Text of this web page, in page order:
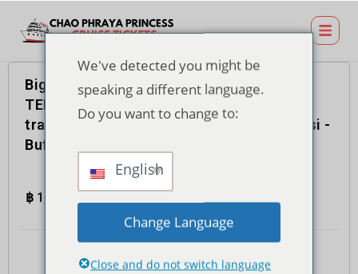
Biglietto per crociera con cena al
TERMINAL 21 Rama 3 Pier con
trasferimenti di andata e ritorno condivisi -
Buffet internazionale
฿ 1,400.00
We've detected you might be
speaking a different language.
Do you want to change to:
English
Change Language
Close and do not switch language